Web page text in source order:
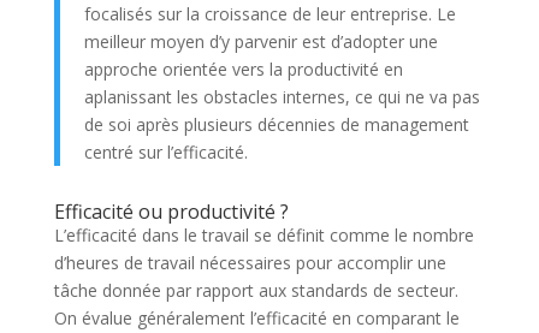
focalisés sur la croissance de leur entreprise. Le
meilleur moyen d’y parvenir est d’adopter une
approche orientée vers la productivité en
aplanissant les obstacles internes, ce qui ne va pas
de soi après plusieurs décennies de management
centré sur l’efficacité.
Efficacité ou productivité ?
L’efficacité dans le travail se définit comme le nombre
d’heures de travail nécessaires pour accomplir une
tâche donnée par rapport aux standards de secteur.
On évalue généralement l’efficacité en comparant le